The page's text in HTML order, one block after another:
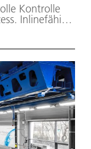
Kontrolle
Inlinefähige
und -tests